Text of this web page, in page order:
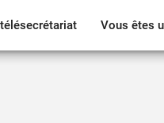
Vous êtes